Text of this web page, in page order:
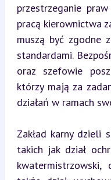
przestrzeganie
pracą kierownictwa
muszą być zgodne
standardami.
oraz szefowie
którzy mają za
działań w ramach
Zakład karny dzieli
takich jak dział
kwatermistrzowski,